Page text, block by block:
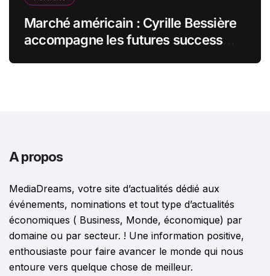
Marché américain : Cyrille Bessière
accompagne les futures success
A propos
MediaDreams, votre site d’actualités dédié aux
événements, nominations et tout type d’actualités
économiques ( Business, Monde, économique) par
domaine ou par secteur. ! Une information positive,
enthousiaste pour faire avancer le monde qui nous
entoure vers quelque chose de meilleur.